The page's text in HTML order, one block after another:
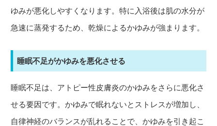
ゆみが悪化しやすくなります。特に入浴後は肌の水分が
急速に蒸発するため、乾燥によるかゆみが強まります。
睡眠不足がかゆみを悪化させる
睡眠不足は、アトピー性皮膚炎のかゆみをさらに悪化さ
せる要因です。かゆみで眠れないとストレスが増加し、
自律神経のバランスが乱れることで、かゆみを引き起こ